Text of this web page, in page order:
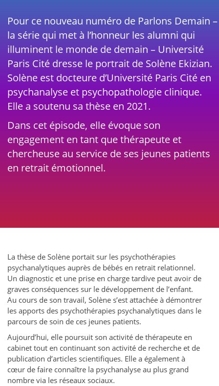
Pour ce nouveau numéro de Parlons Demain –
la série qui met à l’honneur les alumni qui
illuminent le monde de demain – Université
Paris Cité dresse le portrait de Solène Ekizian.
Solène est docteure d’Université Paris Cité en
psychanalyse et psychopathologie clinique.
Elle a soutenu sa thèse en 2021.
Dans cet épisode, elle évoque son
engagement en tant que thérapeute et
chercheuse au service de ses jeunes patients
en retrait émotionnel.
La thèse de Solène portait sur les psychothérapies
psychanalytiques auprès de bébés en retrait relationnel.
Un diagnostic et une prise en charge tardive peut avoir de
graves conséquences sur le développement de l’enfant.
Au cours de son travail, Solène s’est attachée à démontrer
les apports des psychothérapies psychanalytiques dans le
parcours de soin de ces jeunes patients.
Aujourd’hui, elle poursuit son activité de thérapeute en
cabinet tout en continuant son activité de recherche et de
publication d’articles scientifiques. Elle a également à
cœur de faire connaître la psychanalyse au plus grand
nombre via les réseaux sociaux.